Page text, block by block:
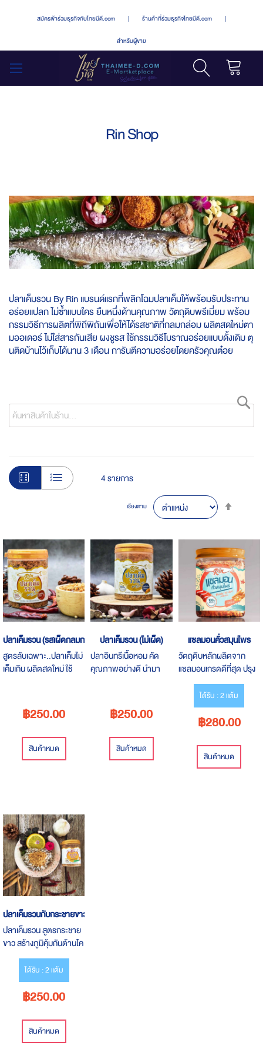
สมัครเข้าร่วมธุรกิจกับไทยมีดี.com | ร้านค้าที่ร่วมธุรกิจไทยมีดี.com |
สำหรับผู้ขาย
Rin Shop
ปลาเค็มรวน By Rin แบรนด์แรกที่พลิกโฉมปลาเค็มให้พร้อมรับประทาน
อร่อยแปลก ไม่ซ้ำแบบใคร ยืนหนึ่งด้านคุณภาพ วัตถุดิบพรีเมี่ยม พร้อม
กรรมวิธีการผลิตที่พิถีพิถันเพื่อให้ได้รสชาติที่กลมกล่อม ผลิตสดใหม่ตา
มออเดอร์ ไม่ใส่สารกันเสีย ผงชูรส ใช้กรรมวิธีโบราณอร่อยแบบดั้งเดิม ตุ
นติดบ้านไว้เก็บได้นาน 3 เดือน การันตีความอร่อยโดยครัวคุณต๋อย
4รายการ
เรียงตาม
ปลาเค็มรวน (รสเผ็ดกลมกล่อม)
สูตรลับเฉพาะ..ปลาเค็มไม่
เค็มเกิน ผลิตสดใหม่ ใช้
฿250.00
สินค้าหมด
ปลาเค็มรวน (ไม่เผ็ด)
ปลาอินทรีเนื้อหอม คัด
คุณภาพอย่างดี นำมา
฿250.00
สินค้าหมด
แซลมอนคั่วสมุนไพร
วัตถุดิบหลักผลิตจาก
แซลมอนเกรดดีที่สุด ปรุง
ด้วยสมุนไพร กระชายขาว
กระเทียม เด็กทานได้ ดีต่อ
สุขภาพ
ได้รับ : 2 แต้ม
฿280.00
สินค้าหมด
ปลาเค็มรวนกับกระชายขาว
ปลาเค็มรวน สูตรกระชาย
ขาว สร้างภูมิคุ้มกันต้านโค
วิด มื้อง่ายๆ อร่อย ได้
ประโยชน์แบบเต็มๆ
ได้รับ : 2 แต้ม
฿250.00
สินค้าหมด